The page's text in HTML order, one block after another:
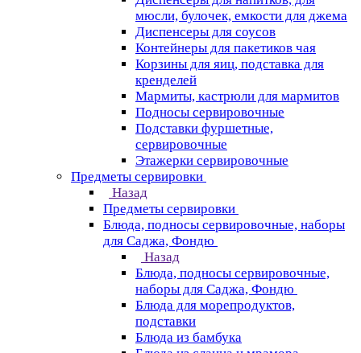
мюсли, булочек, емкости для джема
Диспенсеры для соусов
Контейнеры для пакетиков чая
Корзины для яиц, подставка для
кренделей
Мармиты, кастрюли для мармитов
Подносы сервировочные
Подставки фуршетные,
сервировочные
Этажерки сервировочные
Предметы сервировки
Назад
Предметы сервировки
Блюда, подносы сервировочные, наборы
для Саджа, Фондю
Назад
Блюда, подносы сервировочные,
наборы для Саджа, Фондю
Блюда для морепродуктов,
подставки
Блюда из бамбука